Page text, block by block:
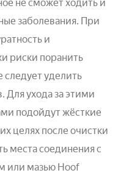
не сможет ходить и
заболевания. При
и
риски поранить
уделить
Для ухода за этими
подойдут жёсткие
целях после очистки
места соединения с
или мазью Hoof